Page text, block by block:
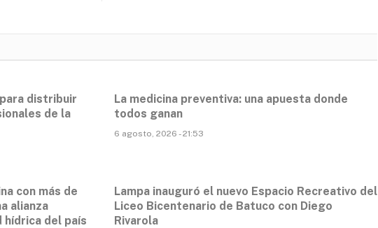
para distribuir
de la
La medicina preventiva: una apuesta donde
todos ganan
6 agosto, 2026 - 21:53
con más de
alianza
hídrica del país
Lampa inauguró el nuevo Espacio Recreativo del
Liceo Bicentenario de Batuco con Diego
Rivarola